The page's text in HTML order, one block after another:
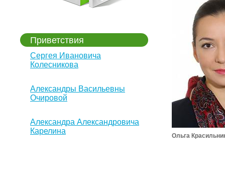
Приветствия
Сергея Ивановича
Колесникова
Александры Васильевны
Очировой
Александра Александровича
Карелина
Ольга